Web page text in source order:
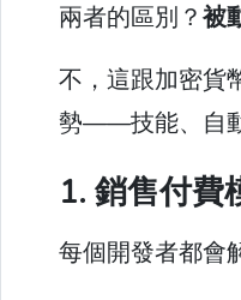
兩者的區別？被
不，這跟加密貨
勢——技能、自
1. 銷售付費
每個開發者都會